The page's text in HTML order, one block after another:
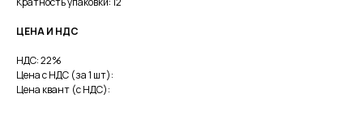
ЦЕНА И НДС
НДС: 22%
Цена с НДС (за 1 шт):
Цена квант (с НДС):